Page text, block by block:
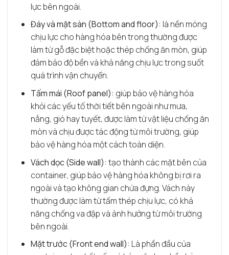
lực bên ngoài.
Đáy và mặt sàn (Bottom and floor): là nền móng
chịu lực cho hàng hóa bên trong thường được
làm từ gỗ đặc biệt hoặc thép chống ăn mòn, giúp
đảm bảo độ bền và khả năng chịu lực trong suốt
quá trình vận chuyển.
Tấm mái (Roof panel): giúp bảo vệ hàng hóa
khỏi các yếu tố thời tiết bên ngoài như mưa,
nắng, gió hay tuyết, được làm từ vật liệu chống ăn
mòn và chịu được tác động từ môi trường, giúp
bảo vệ hàng hóa một cách toàn diện.
Vách dọc (Side wall): tạo thành các mặt bên của
container, giúp bảo vệ hàng hóa không bị rơi ra
ngoài và tạo không gian chứa đựng. Vách này
thường được làm từ tấm thép chịu lực, có khả
năng chống va đập và ảnh hưởng từ môi trường
bên ngoài.
Mặt trước (Front end wall): Là phần đầu của